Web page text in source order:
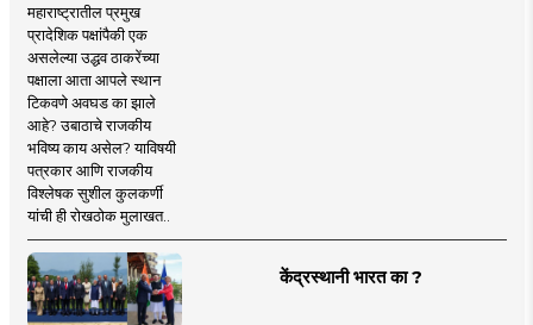
महाराष्ट्रातील प्रमुख
प्रादेशिक पक्षांपैकी एक
असलेल्या उद्धव ठाकरेंच्या
पक्षाला आता आपले स्थान
टिकवणे अवघड का झाले
आहे? उबाठाचे राजकीय
भविष्य काय असेल? याविषयी
पत्रकार आणि राजकीय
विश्लेषक सुशील कुलकर्णी
यांची ही रोखठोक मुलाखत..
केंद्रस्थानी भारत का ?